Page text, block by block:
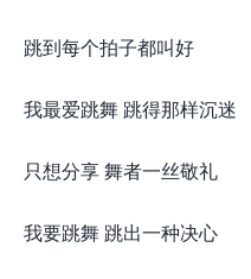
跳到每个拍子都叫好
我最爱跳舞 跳得那样沉迷
只想分享 舞者一丝敬礼
我要跳舞 跳出一种决心